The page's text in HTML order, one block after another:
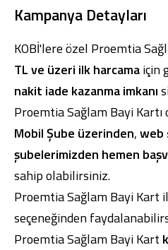
Dijital Bankacılık Hakkımızda
Şube ve ATM’ler
İletişim
English
Kampanya Detayları
KOBİ'lere özel Proemtia
TL ve üzeri ilk harcamaiçin
nakit iade kazanma imkanı
Proemtia Sağlam Bayi
Mobil Şube üzerinden,web
şubelerimizden hemen
sahip olabilirsiniz.
Proemtia Sağlam Bayi Kart
seçeneğinden
Proemtia Sağlam Bayi Kart